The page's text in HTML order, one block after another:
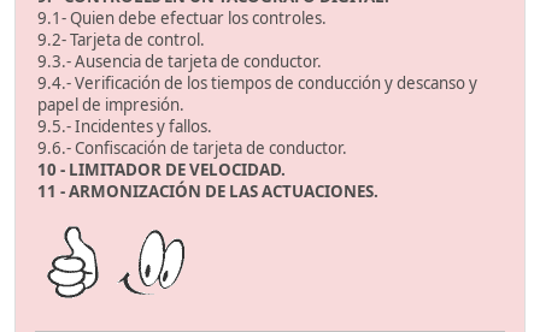
9.1- Quien debe efectuar los controles.
9.2- Tarjeta de control.
9.3.- Ausencia de tarjeta de conductor.
9.4.- Verificación de los tiempos de conducción y descanso y
papel de impresión.
9.5.- Incidentes y fallos.
9.6.- Confiscación de tarjeta de conductor.
10 - LIMITADOR DE VELOCIDAD.
11 - ARMONIZACIÓN DE LAS ACTUACIONES.